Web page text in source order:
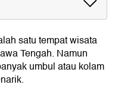
satu tempat wisata
Tengah. Namun
umbul atau kolam